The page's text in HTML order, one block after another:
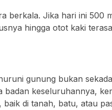
berkala. Jika hari ini 500
hingga otot kaki
gunung bukan
badan keseluruhannya,
di tanah, batu, atau